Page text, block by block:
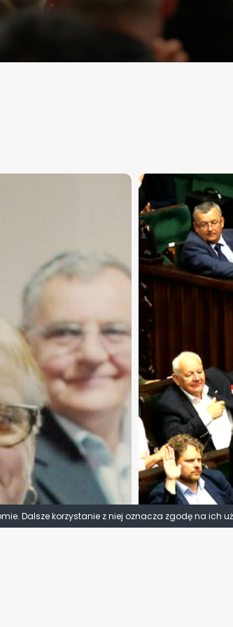
Dalsze korzystanie z niej oznacza zgodę na ich